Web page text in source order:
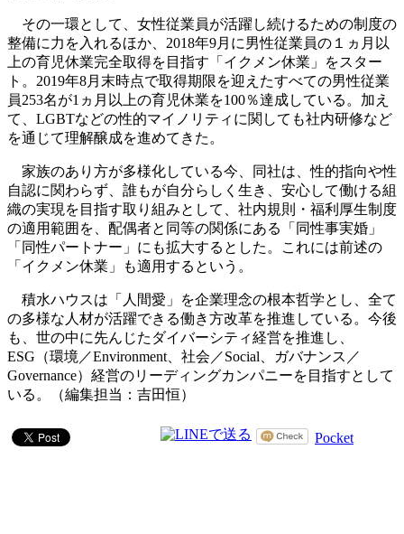
その一環として、女性従業員が活躍し続けるための制度の
整備に力を入れるほか、2018年9月に男性従業員の１ヵ月以
上の育児休業完全取得を目指す「イクメン休業」をスター
ト。2019年8月末時点で取得期限を迎えたすべての男性従業
員253名が1ヵ月以上の育児休業を100％達成している。加え
て、LGBTなどの性的マイノリティに関しても社内研修など
を通じて理解醸成を進めてきた。
家族のあり方が多様化している今、同社は、性的指向や性
自認に関わらず、誰もが自分らしく生き、安心して働ける組
織の実現を目指す取り組みとして、社内規則・福利厚生制度
の適用範囲を、配偶者と同等の関係にある「同性事実婚」
「同性パートナー」にも拡大するとした。これには前述の
「イクメン休業」も適用するという。
積水ハウスは「人間愛」を企業理念の根本哲学とし、全て
の多様な人材が活躍できる働き方改革を推進している。今後
も、世の中に先んじたダイバーシティ経営を推進し、
ESG（環境／Environment、社会／Social、ガバナンス／
Governance）経営のリーディングカンパニーを目指すとして
いる。（編集担当：吉田恒）
Pocket